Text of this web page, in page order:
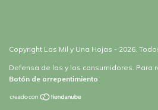
Copyright Las Mil y Una Hojas - 2026.
Defensa de las y los consumidores. Para
Botón de arrepentimiento